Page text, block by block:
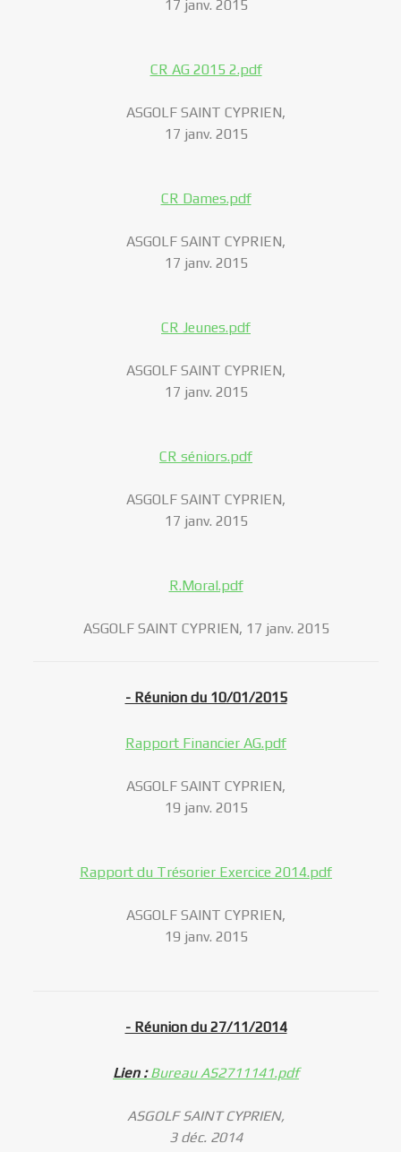
17 janv. 2015
CR AG 2015 2.pdf
ASGOLF SAINT CYPRIEN,
17 janv. 2015
CR Dames.pdf
ASGOLF SAINT CYPRIEN,
17 janv. 2015
CR Jeunes.pdf
ASGOLF SAINT CYPRIEN,
17 janv. 2015
CR séniors.pdf
ASGOLF SAINT CYPRIEN,
17 janv. 2015
R.Moral.pdf
ASGOLF SAINT CYPRIEN, 17 janv. 2015
- Réunion du 10/01/2015
Rapport Financier AG.pdf
ASGOLF SAINT CYPRIEN,
19 janv. 2015
Rapport du Trésorier Exercice 2014.pdf
ASGOLF SAINT CYPRIEN,
19 janv. 2015
- Réunion du 27/11/2014
Lien :Bureau AS2711141.pdf
ASGOLF SAINT CYPRIEN,
3 déc. 2014